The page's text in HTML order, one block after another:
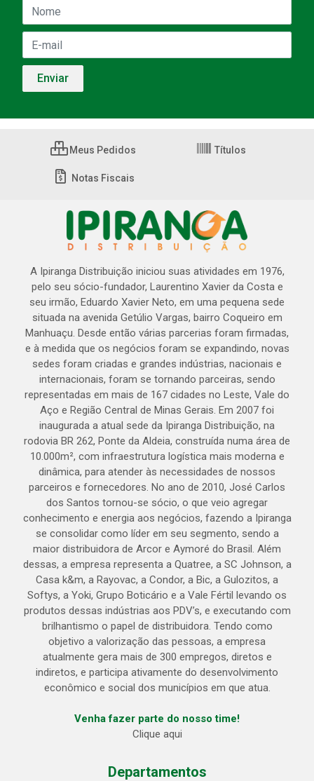
Meus Pedidos Títulos
Notas Fiscais
A Ipiranga Distribuição iniciou suas atividades em 1976,
pelo seu sócio-fundador, Laurentino Xavier da Costa e
seu irmão, Eduardo Xavier Neto, em uma pequena sede
situada na avenida Getúlio Vargas, bairro Coqueiro em
Manhuaçu. Desde então várias parcerias foram firmadas,
e à medida que os negócios foram se expandindo, novas
sedes foram criadas e grandes indústrias, nacionais e
internacionais, foram se tornando parceiras, sendo
representadas em mais de 167 cidades no Leste, Vale do
Aço e Região Central de Minas Gerais. Em 2007 foi
inaugurada a atual sede da Ipiranga Distribuição, na
rodovia BR 262, Ponte da Aldeia, construída numa área de
10.000m², com infraestrutura logística mais moderna e
dinâmica, para atender às necessidades de nossos
parceiros e fornecedores. No ano de 2010, José Carlos
dos Santos tornou-se sócio, o que veio agregar
conhecimento e energia aos negócios, fazendo a Ipiranga
se consolidar como líder em seu segmento, sendo a
maior distribuidora de Arcor e Aymoré do Brasil. Além
dessas, a empresa representa a Quatree, a SC Johnson, a
Casa k&m, a Rayovac, a Condor, a Bic, a Gulozitos, a
Softys, a Yoki, Grupo Boticário e a Vale Fértil levando os
produtos dessas indústrias aos PDV’s, e executando com
brilhantismo o papel de distribuidora. Tendo como
objetivo a valorização das pessoas, a empresa
atualmente gera mais de 300 empregos, diretos e
indiretos, e participa ativamente do desenvolvimento
econômico e social dos municípios em que atua.
Venha fazer parte do nosso time!
Clique aqui
Departamentos